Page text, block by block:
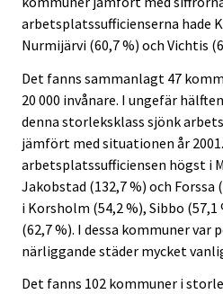
arbetsplatssufficienserna hade
Nurmijärvi (60,7 %) och Vichtis
Det fanns sammanlagt 47
20 000 invånare. I ungefär
denna storleksklass sjönk
jämfört med situationen år
arbetsplatssufficiensen högst i
Jakobstad (132,7 %) och Forssa
i Korsholm (54,2 %), Sibbo
(62,7 %). I dessa kommuner var
närliggande städer mycket
Det fanns 102 kommuner i